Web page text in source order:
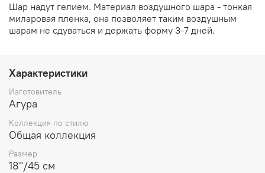
Шар надут гелием. Материал воздушного шара - тонкая
миларовая пленка, она позволяет таким воздушным
шарам не сдуваться и держать форму 3-7 дней.
Характеристики
Изготовитель
Агура
Коллекция по стилю
Общая коллекция
Размер
18"/45 см